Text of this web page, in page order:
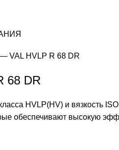
VAL HVLP R 68 DR
68 DR
HVLP(HV) и вязкость
обеспечивают высокую